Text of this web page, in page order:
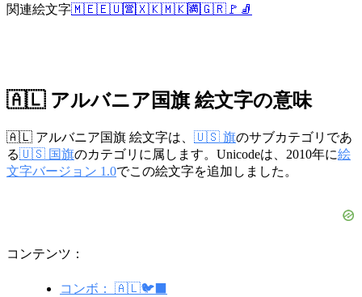
関連絵文字🇲🇪🇪🇺🈺🇽🇰🇲🇰🈵🇬🇷 🚩 🧦
🇦🇱 アルバニア国旗 絵文字の意味
🇦🇱 アルバニア国旗 絵文字は、 🇺🇸 旗のサブカテゴリであ
る🇺🇸 国旗のカテゴリに属します。Unicodeは、2010年に絵
文字バージョン 1.0でこの絵文字を追加しました。
コンテンツ：
コンボ： 🇦🇱🐦⬛